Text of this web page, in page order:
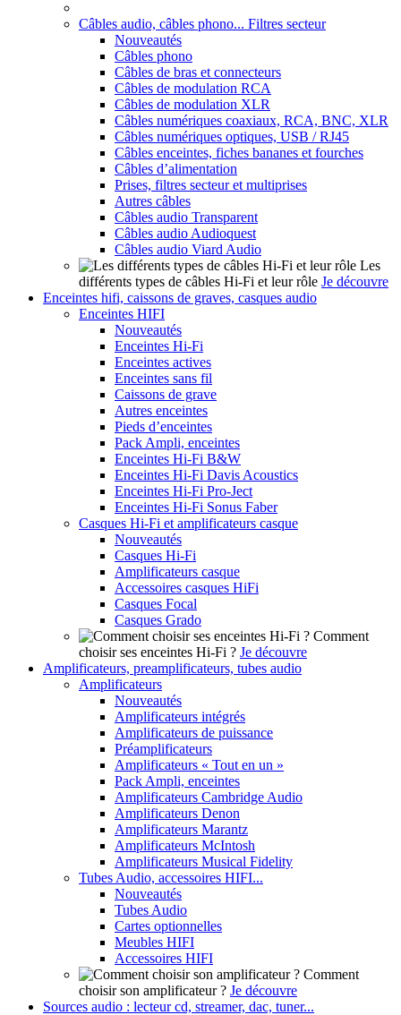
Câbles audio, câbles phono... Filtres secteur
Nouveautés
Câbles phono
Câbles de bras et connecteurs
Câbles de modulation RCA
Câbles de modulation XLR
Câbles numériques coaxiaux, RCA, BNC, XLR
Câbles numériques optiques, USB / RJ45
Câbles enceintes, fiches bananes et fourches
Câbles d’alimentation
Prises, filtres secteur et multiprises
Autres câbles
Câbles audio Transparent
Câbles audio Audioquest
Câbles audio Viard Audio
Les
différents types de câbles Hi-Fi et leur rôle Je découvre
Enceintes hifi, caissons de graves, casques audio
Enceintes HIFI
Nouveautés
Enceintes Hi-Fi
Enceintes actives
Enceintes sans fil
Caissons de grave
Autres enceintes
Pieds d’enceintes
Pack Ampli, enceintes
Enceintes Hi-Fi B&W
Enceintes Hi-Fi Davis Acoustics
Enceintes Hi-Fi Pro-Ject
Enceintes Hi-Fi Sonus Faber
Casques Hi-Fi et amplificateurs casque
Nouveautés
Casques Hi-Fi
Amplificateurs casque
Accessoires casques HiFi
Casques Focal
Casques Grado
Comment
choisir ses enceintes Hi-Fi ? Je découvre
Amplificateurs, preamplificateurs, tubes audio
Amplificateurs
Nouveautés
Amplificateurs intégrés
Amplificateurs de puissance
Préamplificateurs
Amplificateurs « Tout en un »
Pack Ampli, enceintes
Amplificateurs Cambridge Audio
Amplificateurs Denon
Amplificateurs Marantz
Amplificateurs McIntosh
Amplificateurs Musical Fidelity
Tubes Audio, accessoires HIFI...
Nouveautés
Tubes Audio
Cartes optionnelles
Meubles HIFI
Accessoires HIFI
Comment
choisir son amplificateur ? Je découvre
Sources audio : lecteur cd, streamer, dac, tuner...